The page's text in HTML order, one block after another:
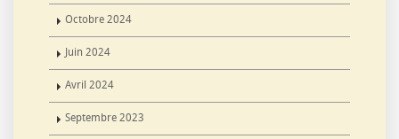
Octobre 2024
Juin 2024
Avril 2024
Septembre 2023